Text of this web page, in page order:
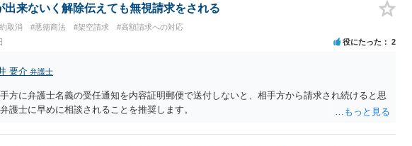
出来ないく解除伝えても無視請求をされる
取消 #悪徳商法 #架空請求 #高額請求への対応
役にたった 2
要介 弁護士
方に弁護士名義の受任通知を内容証明郵便で送付しないと、相手方から請求され続けると思
護士に早めに相談されることを推奨します。